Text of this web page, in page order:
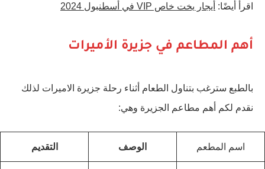
اقرأ أيضًا: أيجار يخت خاص VIP في أسطنبول 2024
أهم المطاعم في جزيرة الأميرات
بالطبع سترغب بتناول الطعام أثناء رحلة جزيرة الاميرات لذلك
نقدم لكم أهم مطاعم الجزيرة وهي:
اسم المطعم الوصف التقديم